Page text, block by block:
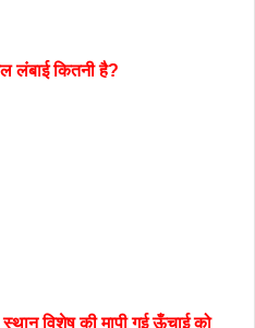
लंबाई कितनी है?
विशेष की मापी गई ऊँचाई को